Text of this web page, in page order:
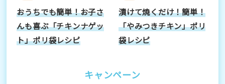
おうちでも簡単！お子さ
んも喜ぶ「チキンナゲッ
ト」ポリ袋レシピ
漬けて焼くだけ！簡単！
「やみつきチキン」ポリ
袋レシピ
キャンペーン